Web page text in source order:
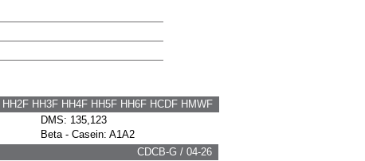
HH2F HH3F HH4F HH5F HH6F HCDF HMWF
DMS: 135,123
Beta - Casein: A1A2
CDCB-G / 04-26